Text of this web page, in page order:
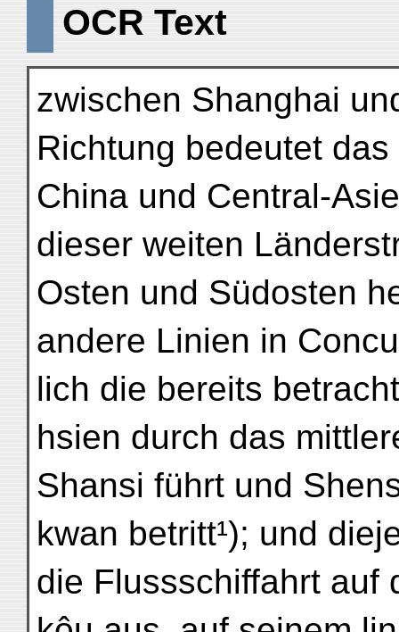
OCR Text
zwischen Shanghai
Richtung bedeutet
China und Central-
dieser weiten
Osten und Südosten
andere Linien in
lich die bereits
hsien durch das
Shansi führt und
kwan betritt¹); und
die Flussschiffahrt auf